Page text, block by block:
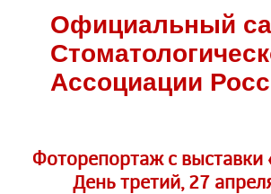
Официальный
Ассоциации
Фоторепортаж c выставки
День третий, 27